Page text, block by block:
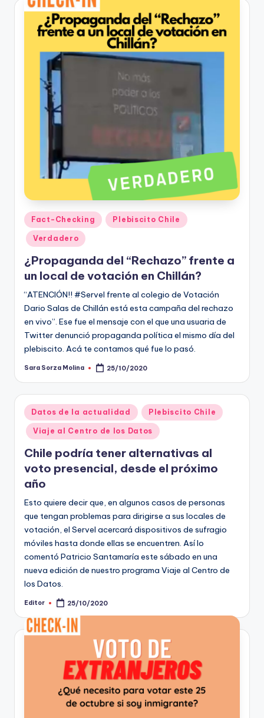
Publicado
en
Fact-Checking Plebiscito Chile
Verdadero
¿Propaganda del “Rechazo” frente a
un local de votación en Chillán?
“ATENCIÓN!! #Servel frente al colegio de Votación
Dario Salas de Chillán está esta campaña del rechazo
en vivo”. Ese fue el mensaje con el que una usuaria de
Twitter denunció propaganda política el mismo día del
plebiscito. Acá te contamos qué fue lo pasó.
Publicado
Sara Sorza Molina 25/10/2020
Publicado
en
Datos de la actualidad Plebiscito Chile
Viaje al Centro de los Datos
Chile podría tener alternativas al
voto presencial, desde el próximo
año
Esto quiere decir que, en algunos casos de personas
que tengan problemas para dirigirse a sus locales de
votación, el Servel acercará dispositivos de sufragio
móviles hasta donde ellas se encuentren. Así lo
comentó Patricio Santamaría este sábado en una
nueva edición de nuestro programa Viaje al Centro de
los Datos.
Publicado
Editor 25/10/2020